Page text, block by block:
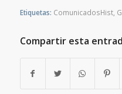
Etiquetas: ComunicadosHist,
Compartir esta